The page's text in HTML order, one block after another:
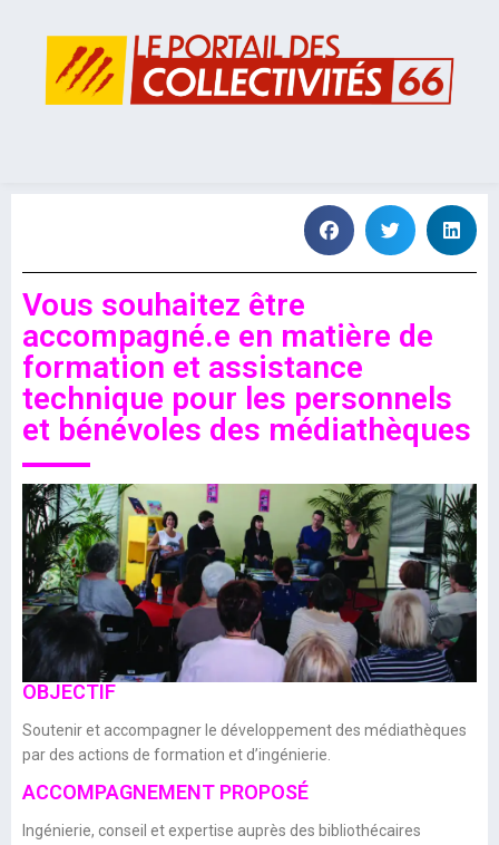
Vous souhaitez être
accompagné.e en matière de
formation et assistance
technique pour les personnels
et bénévoles des médiathèques
OBJECTIF
Soutenir et accompagner le développement des médiathèques
par des actions de formation et d’ingénierie.
ACCOMPAGNEMENT PROPOSÉ
Ingénierie, conseil et expertise auprès des bibliothécaires